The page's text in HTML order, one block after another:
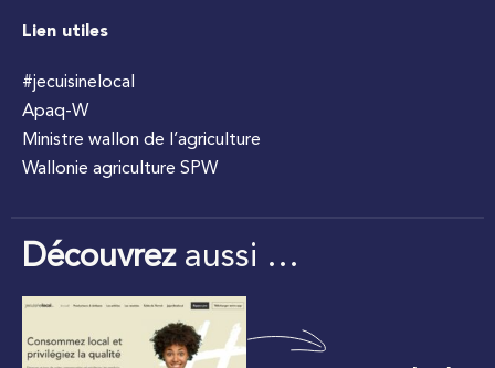
Lien utiles
#jecuisinelocal
Apaq-W
Ministre wallon de l’agriculture
Wallonie agriculture SPW
Découvrezaussi …